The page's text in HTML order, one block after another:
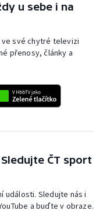
u sebe i na
ve své chytré televizi
přenosy, články a
ČT sport
události. Sledujte nás i
a buďte v obraze.